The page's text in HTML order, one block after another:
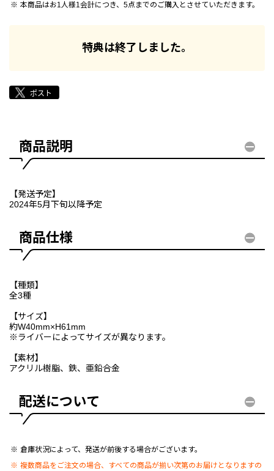
本商品はお1人様1会計につき、5点までのご購入とさせていただきます。
特典は終了しました。
商品説明
【発送予定】
2024年5月下旬以降予定
商品仕様
【種類】
全3種
【サイズ】
約W40mm×H61mm
※ライバーによってサイズが異なります。
【素材】
アクリル樹脂、鉄、亜鉛合金
配送について
倉庫状況によって、発送が前後する場合がございます。
複数商品をご注文の場合、すべての商品が揃い次第のお届けとなりますの